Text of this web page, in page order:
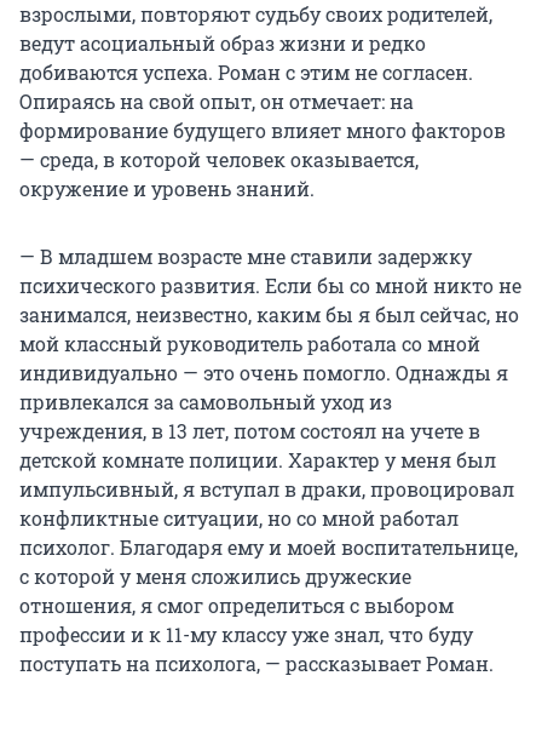
взрослыми, повторяют судьбу своих родителей,
ведут асоциальный образ жизни и редко
добиваются успеха. Роман с этим не согласен.
Опираясь на свой опыт, он отмечает: на
формирование будущего влияет много факторов
— среда, в которой человек оказывается,
окружение и уровень знаний.
— В младшем возрасте мне ставили задержку
психического развития. Если бы со мной никто не
занимался, неизвестно, каким бы я был сейчас, но
мой классный руководитель работала со мной
индивидуально — это очень помогло. Однажды я
привлекался за самовольный уход из
учреждения, в 13 лет, потом состоял на учете в
детской комнате полиции. Характер у меня был
импульсивный, я вступал в драки, провоцировал
конфликтные ситуации, но со мной работал
психолог. Благодаря ему и моей воспитательнице,
с которой у меня сложились дружеские
отношения, я смог определиться с выбором
профессии и к 11-му классу уже знал, что буду
поступать на психолога, — рассказывает Роман.